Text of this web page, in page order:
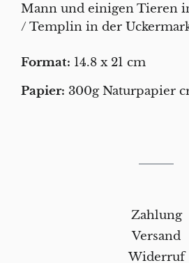
Mann und einigen Tieren
/ Templin in der
Format: 14.8 x 21 cm
Papier: 300g Naturpapier
Zahlung
Versand
Widerruf